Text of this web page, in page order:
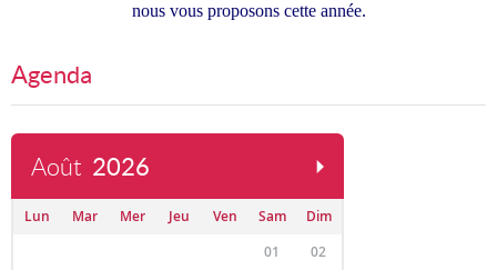
nous vous proposons cette année.
Agenda
Août 2026
Lun Mar Mer Jeu Ven Sam
Dim
01
02